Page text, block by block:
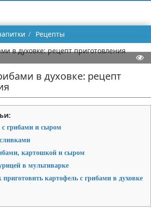
Рецепты
в духовке: рецепт
грибами и сыром
картошкой и сыром
в мультиварке
приготовить картофель с грибами в духовке